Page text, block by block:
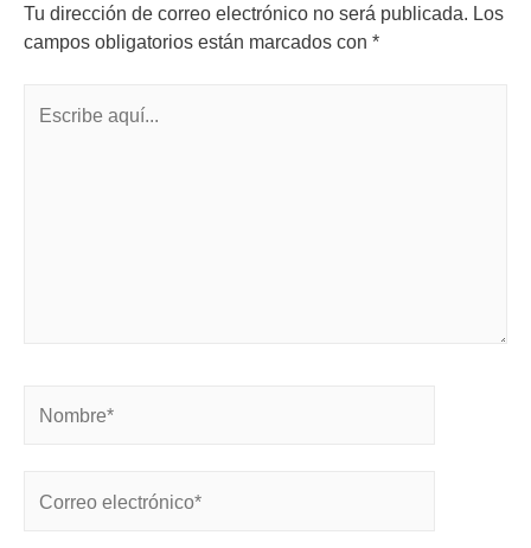
Tu dirección de correo electrónico no será publicada. Los
campos obligatorios están marcados con *